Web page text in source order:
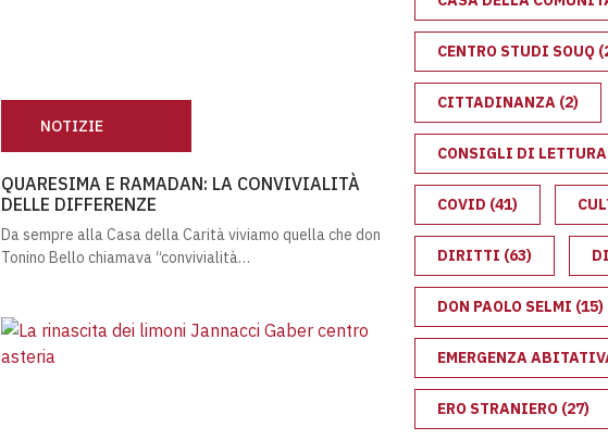
QUARESIMA E RAMADAN: LA CONVIVIALITÀ DELLE DIFFERENZE
NOTIZIE
QUARESIMA E RAMADAN: LA CONVIVIALITÀ
DELLE DIFFERENZE
Da sempre alla Casa della Carità viviamo quella che don
Tonino Bello chiamava “convivialità…
CENTRO STUDI SOUQ
CITTADINANZA (2)
CONSIGLI DI LETTURA
COVID (41)
DIRITTI (63)
DON PAOLO SELMI (15)
EMERGENZA
ERO STRANIERO (27)